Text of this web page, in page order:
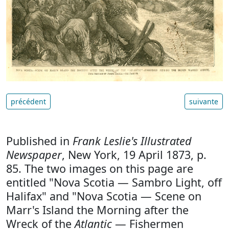
précédent suivante
Published in Frank Leslie's Illustrated
Newspaper, New York, 19 April 1873, p.
85. The two images on this page are
entitled "Nova Scotia — Sambro Light, off
Halifax" and "Nova Scotia — Scene on
Marr's Island the Morning after the
Wreck of theAtlantic — Fishermen